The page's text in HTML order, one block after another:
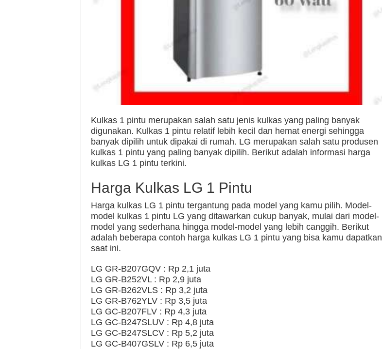
Kulkas 1 pintu merupakan salah satu jenis kulkas yang paling banyak
digunakan. Kulkas 1 pintu relatif lebih kecil dan hemat energi sehingga
banyak dipilih untuk dipakai di rumah. LG merupakan salah satu produsen
kulkas 1 pintu yang paling banyak dipilih. Berikut adalah informasi harga
kulkas LG 1 pintu terkini.
Harga Kulkas LG 1 Pintu
Harga kulkas LG 1 pintu tergantung pada model yang kamu pilih. Model-
model kulkas 1 pintu LG yang ditawarkan cukup banyak, mulai dari model-
model yang sederhana hingga model-model yang lebih canggih. Berikut
adalah beberapa contoh harga kulkas LG 1 pintu yang bisa kamu dapatkan
saat ini.
LG GR-B207GQV : Rp 2,1 juta
LG GR-B252VL : Rp 2,9 juta
LG GR-B262VLS : Rp 3,2 juta
LG GR-B762YLV : Rp 3,5 juta
LG GC-B207FLV : Rp 4,3 juta
LG GC-B247SLUV : Rp 4,8 juta
LG GC-B247SLCV : Rp 5,2 juta
LG GC-B407GSLV : Rp 6,5 juta